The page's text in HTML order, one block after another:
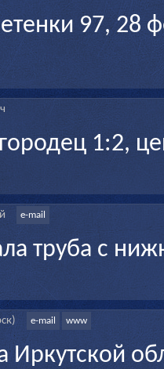
97, 28
1:2,
e-mail
труба с
e-mail www
Иркутской